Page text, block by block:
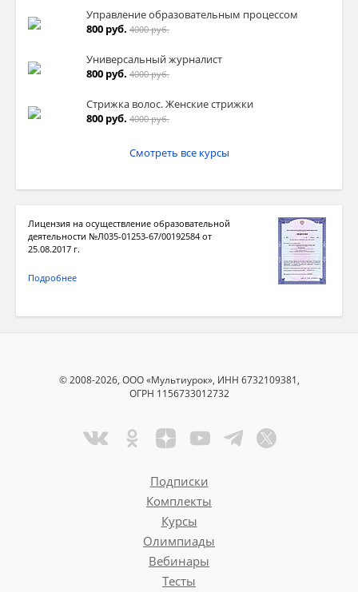
Управление образовательным процессом
800 руб. 4000 руб.
Универсальный журналист
800 руб. 4000 руб.
Стрижка волос. Женские стрижки
800 руб. 4000 руб.
Смотреть все курсы
Лицензия на осуществление образовательной
деятельности №Л035-01253-67/00192584 от
25.08.2017 г.
Подробнее
© 2008-2026, ООО «Мультиурок», ИНН 6732109381,
ОГРН 1156733012732
Подписки
Комплекты
Курсы
Олимпиады
Вебинары
Тесты